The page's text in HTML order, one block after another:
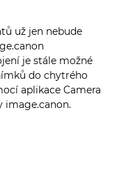
už jen nebude
je stále možné
do chytrého
aplikace Camera
image.canon.